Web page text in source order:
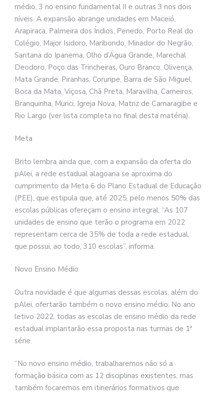
médio, 3 no ensino fundamental II e outras 3 nos dois
níveis. A expansão abrange unidades em Maceió,
Arapiraca, Palmeira dos Índios, Penedo, Porto Real do
Colégio, Major Isidoro, Maribondo, Minador do Negrão,
Santana do Ipanema, Olho d’Água Grande, Marechal
Deodoro, Poço das Trincheiras, Ouro Branco, Olivença,
Mata Grande, Piranhas, Coruripe, Barra de São Miguel,
Boca da Mata, Viçosa, Chã Preta, Maravilha, Carneiros,
Branquinha, Murici, Igreja Nova, Matriz de Camaragibe e
Rio Largo (ver lista completa no final desta matéria).
Meta
Brito lembra ainda que, com a expansão da oferta do
pAlei, a rede estadual alagoana se aproxima do
cumprimento da Meta 6 do Plano Estadual de Educação
(PEE), que estipula que, até 2025, pelo menos 50% das
escolas públicas ofereçam o ensino integral. “As 107
unidades de ensino que terão o programa em 2022
representam cerca de 35% de toda a rede estadual,
que possui, ao todo, 310 escolas”, informa.
Novo Ensino Médio
Outra novidade é que algumas dessas escolas, além do
pAlei, ofertarão também o novo ensino médio. No ano
letivo 2022, todas as escolas de ensino médio da rede
estadual implantarão essa proposta nas turmas de 1ª
série.
“No novo ensino médio, trabalharemos não só a
formação básica com as 12 disciplinas existentes, mas
também focaremos em itinerários formativos que